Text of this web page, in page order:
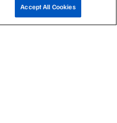
Accept All Cookies